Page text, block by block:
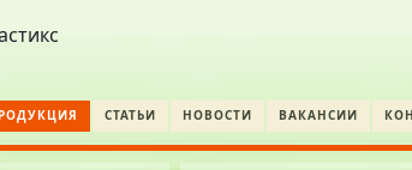
СТАТЬИ НОВОСТИ ВАКАНСИИ